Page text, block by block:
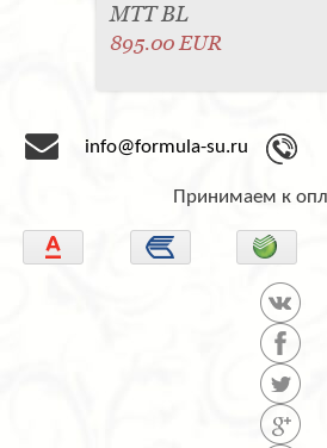
МТТ BL
895.00 EUR
info@formula-su.ru
Принимаем к